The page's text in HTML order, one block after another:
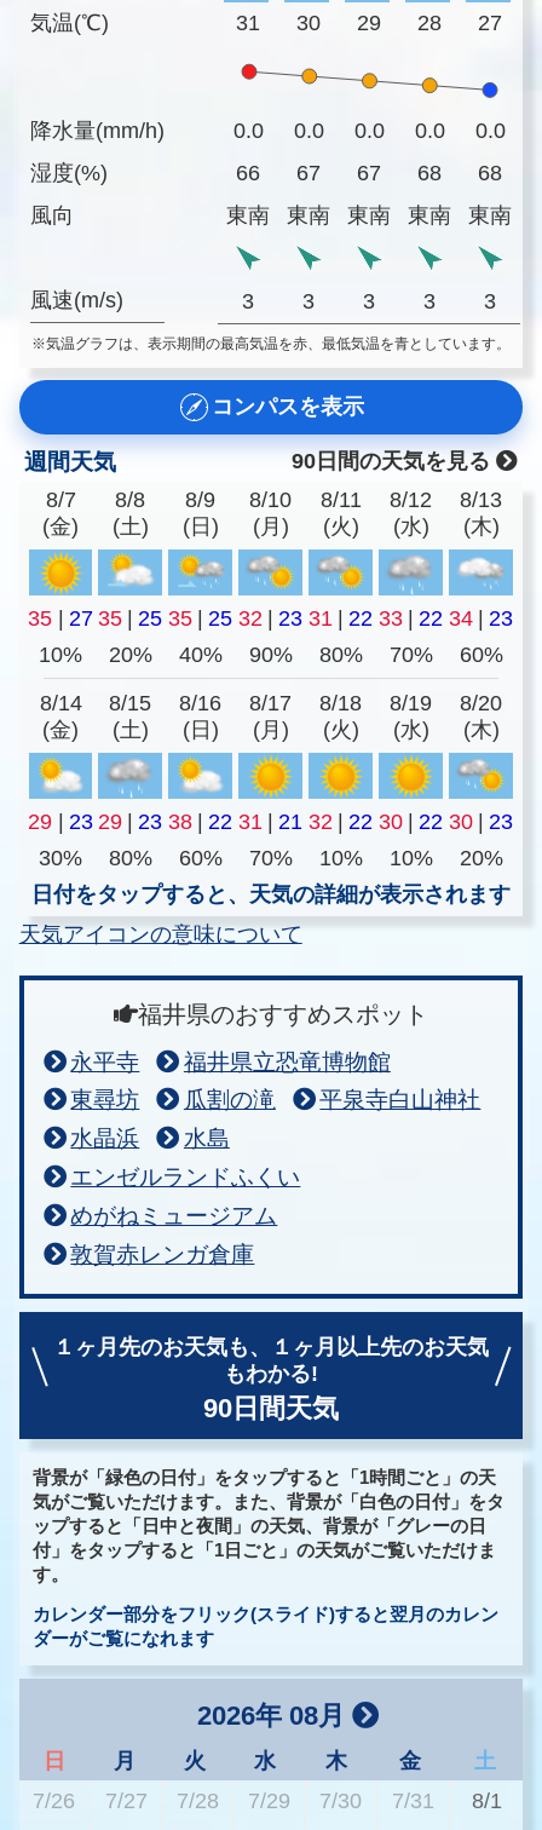
気温(℃)
降水量(mm/h)
湿度(%)
風向
風速(m/s)
31 30 29 28 27
0.0 0.0 0.0 0.0
0.0
66
67 67 68
68
東南
東南 東南 東南 東南
3 3 3 3 3
※気温グラフは、表示期間の最高気温を赤、最低気温を青としています。
コンパスを表示
週間天気
90日間の天気を見る
8/7
(金)
8/8
(土)
8/9
(日)
8/10
(月)
8/11
(火)
8/12
(水)
8/13
(木)
35 | 27 35 | 25 35 | 25 32 | 23 31 | 22 33 | 22 34 | 23
10%
20% 40% 90% 80% 70% 60%
8/14
(金)
8/15
(土)
8/16
(日)
8/17
(月)
8/18
(火)
8/19
(水)
8/20
(木)
29 | 23 29 | 23 38 | 22 31 | 21 32 | 22 30 | 22 30 | 23
30%
80% 60% 70% 10% 10%
20%
日付をタップすると、天気の詳細が表示されます
天気アイコンの意味について
福井県のおすすめスポット
永平寺
福井県立恐竜博物館
東尋坊
瓜割の滝
平泉寺白山神社
水晶浜
水島
エンゼルランドふくい
めがねミュージアム
敦賀赤レンガ倉庫
１ヶ月先のお天気も、
１ヶ月以上先のお天気
もわかる!
90日間天気
背景が「緑色の日付」をタップすると「1時間ごと」の天
気がご覧いただけます。また、背景が「白色の日付」をタ
ップすると「日中と夜間」の天気、背景が「グレーの日
付」をタップすると「1日ごと」の天気がご覧いただけま
す。
カレンダー部分をフリック(スライド)すると翌月のカレン
ダーがご覧になれます
2026年 08月
日 月 火 水 木 金
土
7/26
7/27 7/28 7/29 7/30 7/31 8/1